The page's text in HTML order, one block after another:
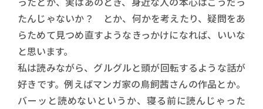
たんじゃないか？ とか、何かを考えたり、疑問をあ
らためて見つめ直すようなきっかけになれば、いいな
と思います。
私は読みながら、グルグルと頭が回転するような話が
好きです。例えばマンガ家の鳥飼茜さんの作品とか。
バーッと読めないというか、寝る前に読んじゃった